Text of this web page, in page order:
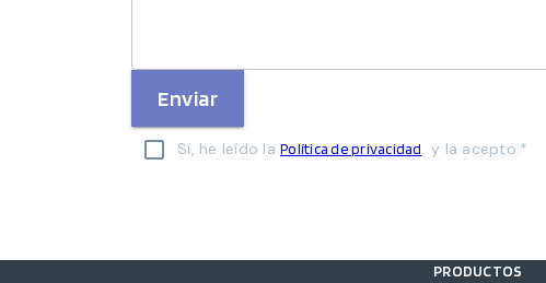
Enviar
Sí, he leído la Política de privacidad y la acepto.*
PRODUCTOS